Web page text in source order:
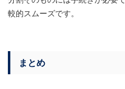
較的スムーズです。
まとめ